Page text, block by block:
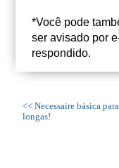
*Você pode
ser avisado por
respondido.
<< Necessaire básica
longas!